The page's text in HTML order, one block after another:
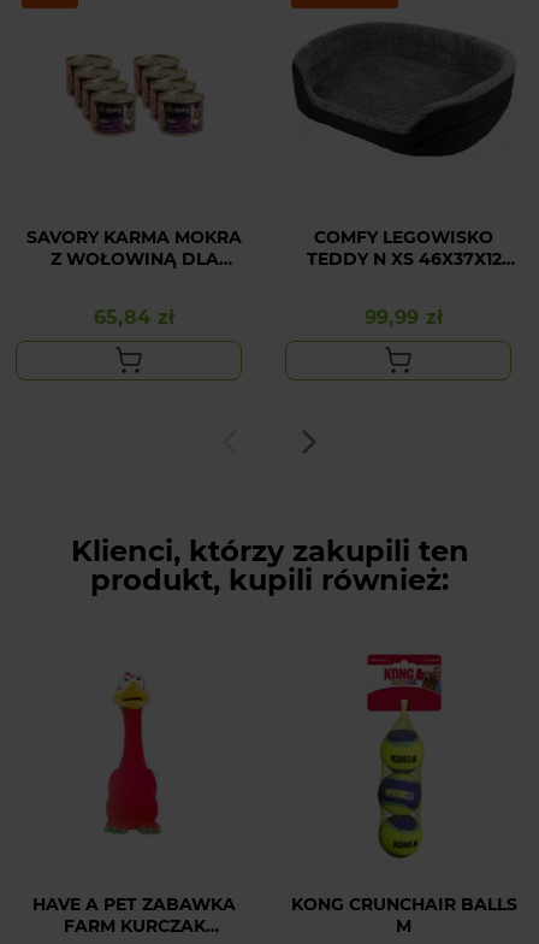
SAVORY KARMA MOKRA
Z WOŁOWINĄ DLA
WSZYSTKICH RAS 8x200
G
Cena
65,84 zł
COMFY LEGOWISKO
TEDDY N XS 46X37X12
Cena
99,99 zł
Klienci, którzy zakupili ten
produkt, kupili również:
HAVE A PET ZABAWKA
FARM KURCZAK
KONG CRUNCHAIR BALLS
M